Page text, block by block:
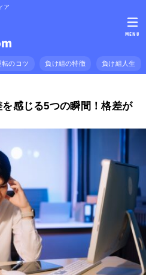
ア
転のコツ 負け組の特徴 負け組人生
MENU
感じる5つの瞬間！格差が